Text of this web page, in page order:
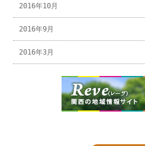
2016年10月
2016年9月
2016年3月